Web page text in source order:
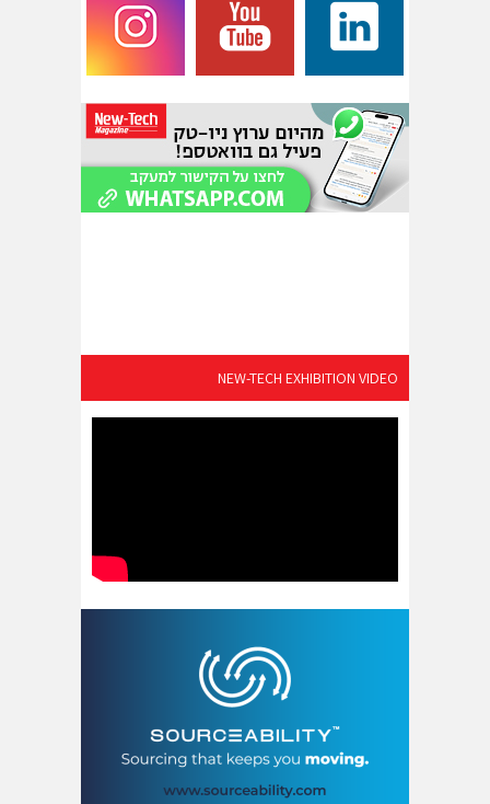
NEW-TECH EXHIBITION VIDEO